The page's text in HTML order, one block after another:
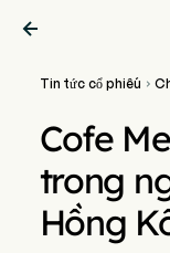

Tin tức cổ phiếu 
Cofe
trong
Hồng